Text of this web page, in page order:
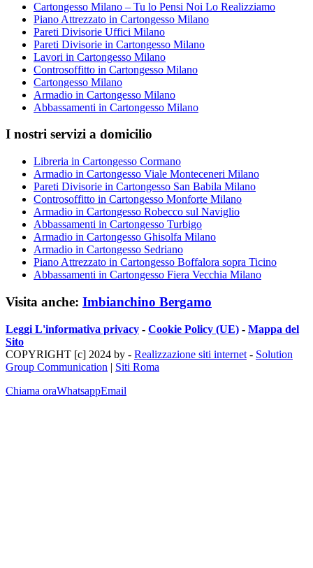
Cartongesso Milano – Tu lo Pensi Noi Lo Realizziamo
Piano Attrezzato in Cartongesso Milano
Pareti Divisorie Uffici Milano
Pareti Divisorie in Cartongesso Milano
Lavori in Cartongesso Milano
Controsoffitto in Cartongesso Milano
Cartongesso Milano
Armadio in Cartongesso Milano
Abbassamenti in Cartongesso Milano
I nostri servizi a domicilio
Libreria in Cartongesso Cormano
Armadio in Cartongesso Viale Monteceneri Milano
Pareti Divisorie in Cartongesso San Babila Milano
Controsoffitto in Cartongesso Monforte Milano
Armadio in Cartongesso Robecco sul Naviglio
Abbassamenti in Cartongesso Turbigo
Armadio in Cartongesso Ghisolfa Milano
Armadio in Cartongesso Sedriano
Piano Attrezzato in Cartongesso Boffalora sopra Ticino
Abbassamenti in Cartongesso Fiera Vecchia Milano
Visita anche: Imbianchino Bergamo
Leggi L'informativa privacy - Cookie Policy (UE) - Mappa del
Sito
COPYRIGHT [c] 2024 by - Realizzazione siti internet - Solution
Group Communication | Siti Roma
Chiama oraWhatsappEmail